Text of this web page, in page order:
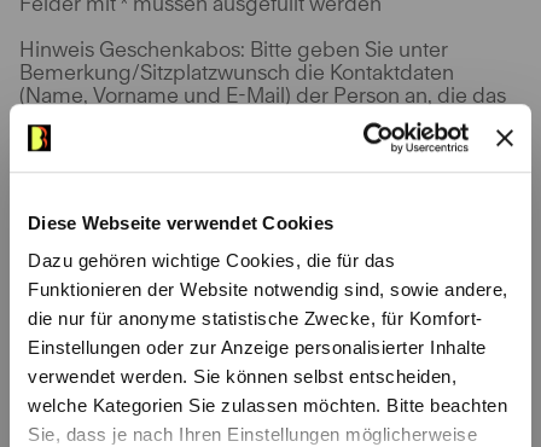
Diese Webseite verwendet Cookies
Dazu gehören wichtige Cookies, die für das
Funktionieren der Website notwendig sind, sowie andere,
die nur für anonyme statistische Zwecke, für Komfort-
Einstellungen oder zur Anzeige personalisierter Inhalte
verwendet werden. Sie können selbst entscheiden,
welche Kategorien Sie zulassen möchten. Bitte beachten
Sie, dass je nach Ihren Einstellungen möglicherweise
Hinweis Geschenkabos: Bitte geben Sie unter
Bemerkung/Sitzplatzwunsch die Kontaktdaten
(Name, Vorname und E-Mail) der Person an, die das
Abo erhalten wird, damit das Geschenkabonnement
auch im Webshop eingelöst werden kann.
Vorname/Name
Strasse/Nummer